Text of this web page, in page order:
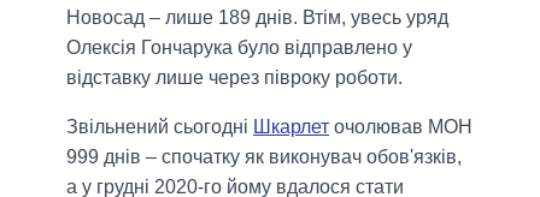
Новосад – лише 189 днів. Втім, увесь уряд
Олексія Гончарука було відправлено у
відставку лише через півроку роботи.
Звільнений сьогодні Шкарлет очолював МОН
999 днів – спочатку як виконувач обов'язків,
а у грудні 2020-го йому вдалося стати